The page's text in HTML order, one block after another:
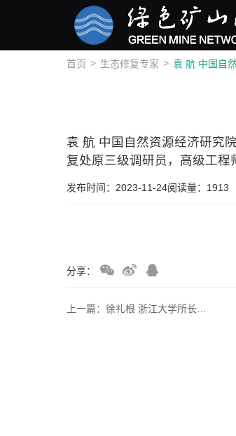
首页 > 生态修复专家 >
袁 航 中国自然资源经济研究
复处原三级调研员，高级工程
发布时间：2023-11-24阅读量：1913
分享：
上一篇：徐礼根 浙江大学所长，研究员